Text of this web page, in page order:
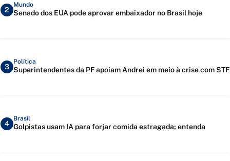
2
Mundo
Senado dos EUA pode aprovar embaixador no Brasil hoje
3
Política
Superintendentes da PF apoiam Andrei em meio à crise com STF
4
Brasil
Golpistas usam IA para forjar comida estragada; entenda